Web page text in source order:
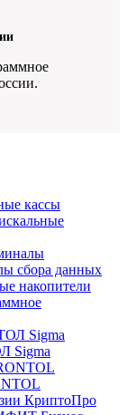
кассы
сбора данных
накопители
Sigma
КриптоПро